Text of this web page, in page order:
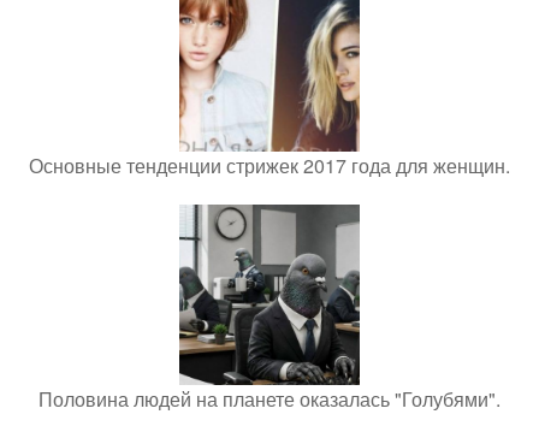
Основные тенденции стрижек 2017 года для женщин.
Половина людей на планете оказалась "Голубями".